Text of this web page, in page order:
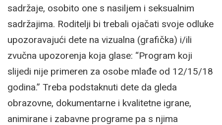
sadržaje, osobito one s nasiljem i seksualnim
sadržajima. Roditelji bi trebali ojačati svoje odluke
upozoravajući dete na vizualna (grafička) i/ili
zvučna upozorenja koja glase: “Program koji
slijedi nije primeren za osobe mlađe od 12/15/18
godina.” Treba podstaknuti dete da gleda
obrazovne, dokumentarne i kvalitetne igrane,
animirane i zabavne programe pa s njima